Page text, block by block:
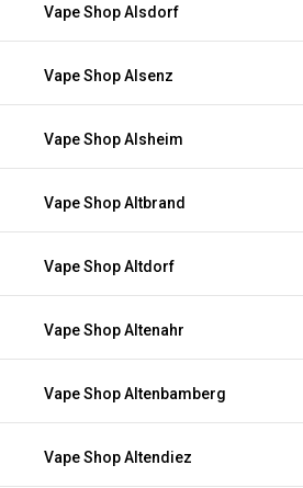
Vape Shop Alsdorf
Vape Shop Alsenz
Vape Shop Alsheim
Vape Shop Altbrand
Vape Shop Altdorf
Vape Shop Altenahr
Vape Shop Altenbamberg
Vape Shop Altendiez